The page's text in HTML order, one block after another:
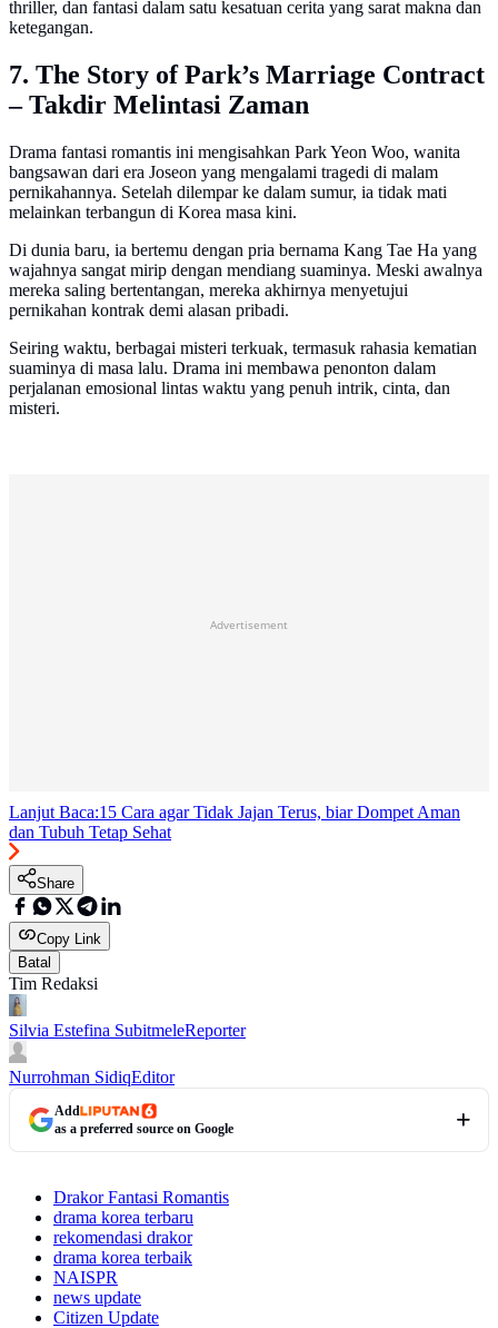
thriller, dan fantasi dalam satu kesatuan cerita yang sarat makna dan
ketegangan.
7. The Story of Park’s Marriage Contract
– Takdir Melintasi Zaman
Drama fantasi romantis ini mengisahkan Park Yeon Woo, wanita
bangsawan dari era Joseon yang mengalami tragedi di malam
pernikahannya. Setelah dilempar ke dalam sumur, ia tidak mati
melainkan terbangun di Korea masa kini.
Di dunia baru, ia bertemu dengan pria bernama Kang Tae Ha yang
wajahnya sangat mirip dengan mendiang suaminya. Meski awalnya
mereka saling bertentangan, mereka akhirnya menyetujui
pernikahan kontrak demi alasan pribadi.
Seiring waktu, berbagai misteri terkuak, termasuk rahasia kematian
suaminya di masa lalu. Drama ini membawa penonton dalam
perjalanan emosional lintas waktu yang penuh intrik, cinta, dan
misteri.
Advertisement
Lanjut Baca:15 Cara agar Tidak Jajan Terus, biar Dompet Aman
dan Tubuh Tetap Sehat
Share
Copy Link
Batal
Tim Redaksi
Silvia Estefina SubitmeleReporter
Nurrohman SidiqEditor
Add
as a preferred source on Google
Drakor Fantasi Romantis
drama korea terbaru
rekomendasi drakor
drama korea terbaik
NAISPR
news update
Citizen Update